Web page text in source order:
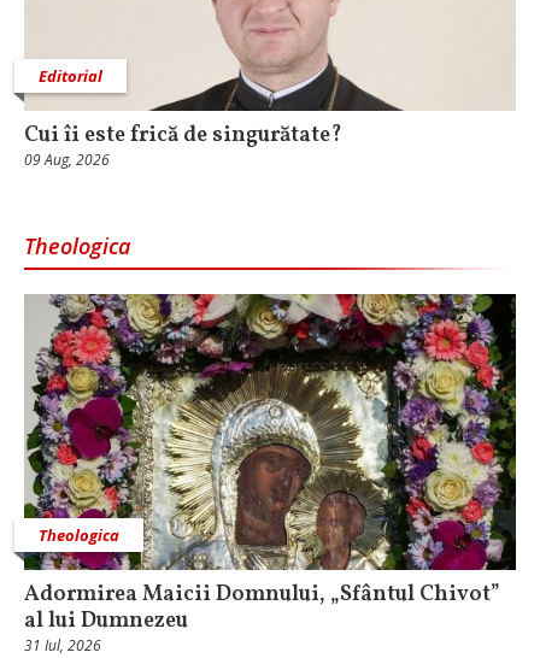
Editorial
Cui îi este frică de singurătate?
09 Aug, 2026
Theologica
Theologica
Adormirea Maicii Domnului, „Sfântul Chivot”
al lui Dumnezeu
31 Iul, 2026